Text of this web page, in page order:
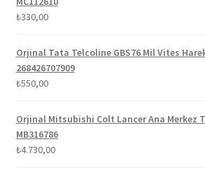
₺330,00
Orjinal Tata Telcoline GBS76 Mil Vites
268426707909
₺550,00
Orjinal Mitsubishi Colt Lancer Ana Merkez
MB316786
₺4.730,00